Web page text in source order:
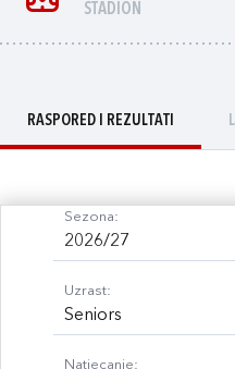
STADION
RASPORED I REZULTATI
Sezona:
2026/27
Uzrast:
Seniors
Natjecanje: